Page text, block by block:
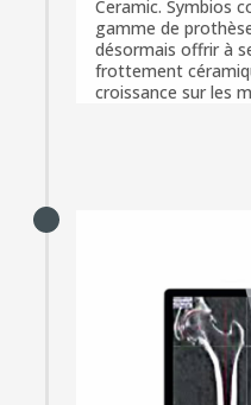
Ceramic. Symbios
gamme de
désormais offrir à
frottement
croissance sur les